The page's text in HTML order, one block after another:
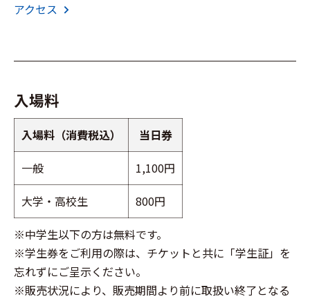
アクセス chevron_right
入場料
入場料（消費税込）
当日券
一般
1,100円
大学・高校生
800円
※中学生以下の方は無料です。
※学生券をご利用の際は、チケットと共に「学生証」を
忘れずにご呈示ください。
※販売状況により、販売期間より前に取扱い終了となる